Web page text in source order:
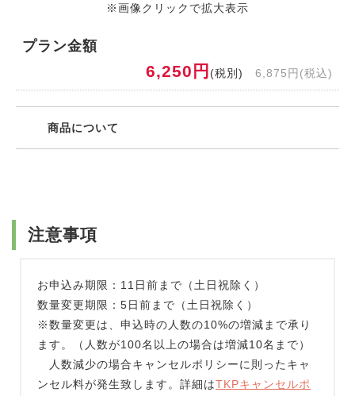
※画像クリックで拡大表示
プラン金額
6,250円 (税別) 6,875円(税込)
商品について
注意事項
お申込み期限：11日前まで（土日祝除く）
数量変更期限：5日前まで（土日祝除く）
※数量変更は、申込時の人数の10%の増減まで承り
ます。（人数が100名以上の場合は増減10名まで）
人数減少の場合キャンセルポリシーに則ったキャ
ンセル料が発生致します。詳細はTKPキャンセルポ